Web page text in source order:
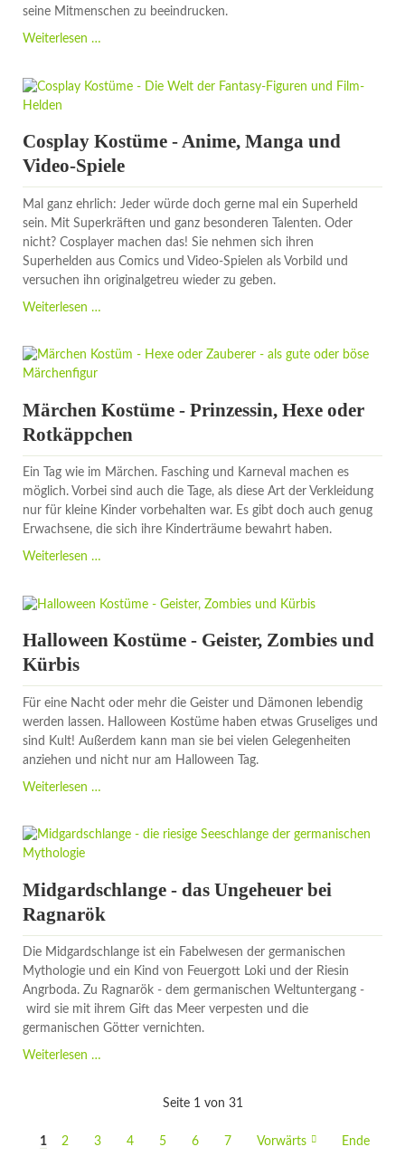
seine Mitmenschen zu beeindrucken.
Weiterlesen …Fantasy
Gelegenheiten
Cosplay Kostüme - Anime, Manga und
Video-Spiele
Mal ganz ehrlich: Jeder würde doch gerne mal ein Superheld
sein. Mit Superkräften und ganz besonderen Talenten. Oder
nicht? Cosplayer machen das! Sie nehmen sich ihren
Superhelden aus Comics und Video-Spielen als Vorbild und
versuchen ihn originalgetreu wieder zu geben.
Weiterlesen …
und
Video-
Spiele
Märchen Kostüme - Prinzessin, Hexe oder
Rotkäppchen
Ein Tag wie im Märchen. Fasching und Karneval machen es
möglich. Vorbei sind auch die Tage, als diese Art der Verkleidung
nur für kleine Kinder vorbehalten war. Es gibt doch auch genug
Erwachsene, die sich ihre Kinderträume bewahrt haben.
Weiterlesen …Märchen
Hexe
Halloween Kostüme - Geister, Zombies und
Kürbis
Für eine Nacht oder mehr die Geister und Dämonen lebendig
werden lassen. Halloween Kostüme haben etwas Gruseliges und
sind Kult! Außerdem kann man sie bei vielen Gelegenheiten
anziehen und nicht nur am Halloween Tag.
Weiterlesen …
Geister,
und
Kürbis
Midgardschlange - das Ungeheuer bei
Ragnarök
Die Midgardschlange ist ein Fabelwesen der germanischen
Mythologie und ein Kind von Feuergott Loki und der Riesin
Angrboda. Zu Ragnarök - dem germanischen Weltuntergang -
wird sie mit ihrem Gift das Meer verpesten und die
germanischen Götter vernichten.
Weiterlesen …Midgardschlange
Seite 1 von 31
1 2 3 4 5 6 7 Vorwärts Ende